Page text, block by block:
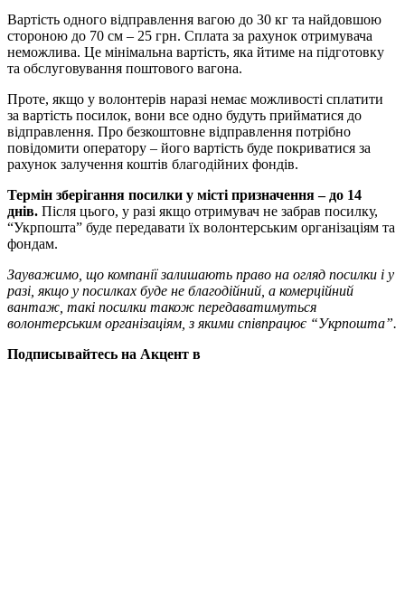
Вартість одного відправлення вагою до 30 кг та найдовшою
стороною до 70 см – 25 грн. Сплата за рахунок отримувача
неможлива. Це мінімальна вартість, яка йтиме на підготовку
та обслуговування поштового вагона.
Проте, якщо у волонтерів наразі немає можливості сплатити
за вартість посилок, вони все одно будуть прийматися до
відправлення. Про безкоштовне відправлення потрібно
повідомити оператору – його вартість буде покриватися за
рахунок залучення коштів благодійних фондів.
Термін зберігання посилки у місті призначення – до 14
днів. Після цього, у разі якщо отримувач не забрав посилку,
“Укрпошта” буде передавати їх волонтерським організаціям та
фондам.
Зауважимо, що компанії залишають право на огляд посилки і у
разі, якщо у посилках буде не благодійний, а комерційний
вантаж, такі посилки також передаватимуться
волонтерським організаціям, з якими співпрацює “Укрпошта”.
Подписывайтесь на Акцент в